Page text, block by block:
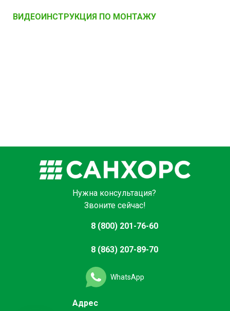
ВИДЕОИНСТРУКЦИЯ ПО МОНТАЖУ
Нужна консультация?
Звоните сейчас!
8 (800) 201-76-60
8 (863) 207-89-70
WhatsApp
Адрес